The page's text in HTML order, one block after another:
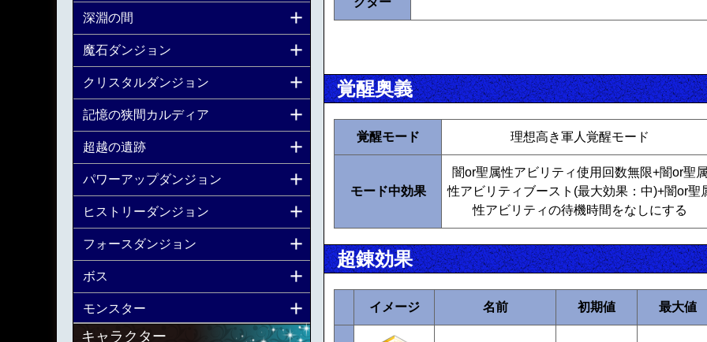
覚醒奥義
覚醒モード 理想高き軍人覚醒モード
モード中効果
闇or聖属性アビリティ使用回数無限+闇or聖
性アビリティブースト(最大効果：中)+闇or聖
性アビリティの待機時間をなしにする
超錬効果
イメージ 名前 初期値 最大値
深淵の間
魔石ダンジョン
クリスタルダンジョン
記憶の狭間カルディア
超越の遺跡
パワーアップダンジョン
ヒストリーダンジョン
フォースダンジョン
ボス
モンスター
キャラクター